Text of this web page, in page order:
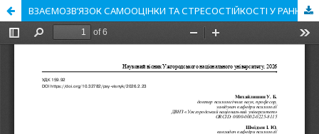
ВЗАЄМОЗВ’ЯЗОК САМООЦІНКИ ТА СТРЕСОСТІЙКОСТІ У РАННЬОМУ ЮНАЦЬКОМУ ВІЦІ